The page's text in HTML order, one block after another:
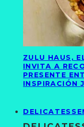
ZULU HAUS,
INVITA A
PRESENTE
INSPIRACIÓN